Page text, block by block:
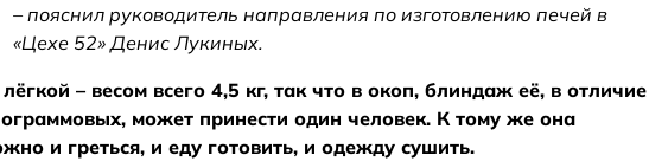
– пояснил руководитель направления по изготовлению печей в
«Цехе 52» Денис Лукиных.
– весом всего 4,5 кг, так что в окоп, блиндаж её, в отличие
может принести один человек. К тому же она
и греться, и еду готовить, и одежду сушить.